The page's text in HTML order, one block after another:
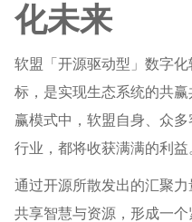
化未来
软盟「开源驱动型」数字
标，是实现生态系统的共
赢模式中，软盟自身、众
行业，都将收获满满的利益
通过开源所散发出的汇聚
共享智慧与资源，形成一